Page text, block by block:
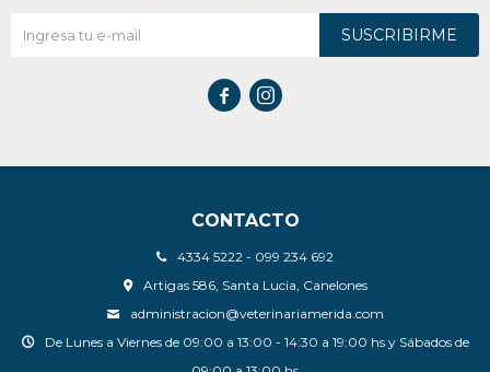
CONTACTO
4334 5222 - 099 234 692
Artigas 586, Santa Lucia, Canelones
administracion@veterinariamerida.com
De Lunes a Viernes de 09:00 a 13:00 - 14:30 a 19:00 hs y Sábados de
SUSCRIBIRME
 